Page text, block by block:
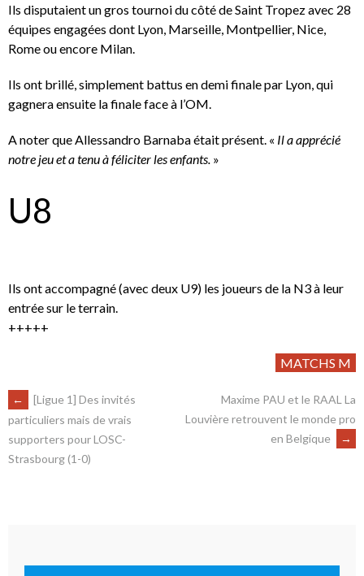
Ils disputaient un gros tournoi du côté de Saint Tropez avec 28
équipes engagées dont Lyon, Marseille, Montpellier, Nice,
Rome ou encore Milan.
Ils ont brillé, simplement battus en demi finale par Lyon, qui
gagnera ensuite la finale face à l’OM.
A noter que Allessandro Barnaba était présent. « Il a apprécié
notre jeu et a tenu à féliciter les enfants. »
U8
Ils ont accompagné (avec deux U9) les joueurs de la N3 à leur
entrée sur le terrain.
+++++
MATCHS M
←
[Ligue 1] Des invités
particuliers mais de vrais
supporters pour LOSC-
Strasbourg (1-0)
Maxime PAU et le RAAL La
Louvière retrouvent le monde pro
en Belgique
→